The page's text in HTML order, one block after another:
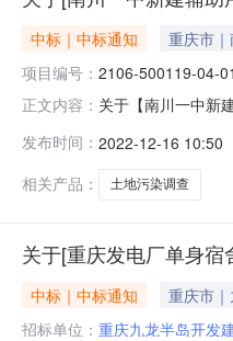
中标｜中标通知 重庆市
项目编号： 2106-500119-04-
正文内容： 关于【南川一中新
平方米（4800.0平
接
发布时间： 2022-12-16 10:50
相关产品：
土地污染调查
关于[重庆发电厂单身
中标｜中标通知 重庆市
招标单位： 重庆九龙半岛开发